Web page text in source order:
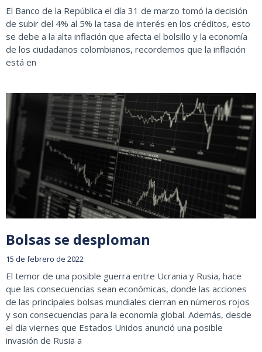
El Banco de la República el día 31 de marzo tomó la decisión
de subir del 4% al 5% la tasa de interés en los créditos, esto
se debe a la alta inflación que afecta el bolsillo y la economía
de los ciudadanos colombianos, recordemos que la inflación
está en
Bolsas se desploman
15 de febrero de 2022
El temor de una posible guerra entre Ucrania y Rusia, hace
que las consecuencias sean económicas, donde las acciones
de las principales bolsas mundiales cierran en números rojos
y son consecuencias para la economía global. Además, desde
el día viernes que Estados Unidos anunció una posible
invasión de Rusia a